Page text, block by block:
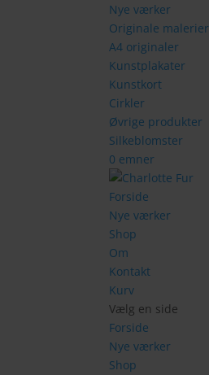
Nye værker
Originale malerier
A4 originaler
Kunstplakater
Kunstkort
Cirkler
Øvrige produkter
Silkeblomster
0 emner
Forside
Nye værker
Shop
Om
Kontakt
Kurv
Vælg en side
Forside
Nye værker
Shop